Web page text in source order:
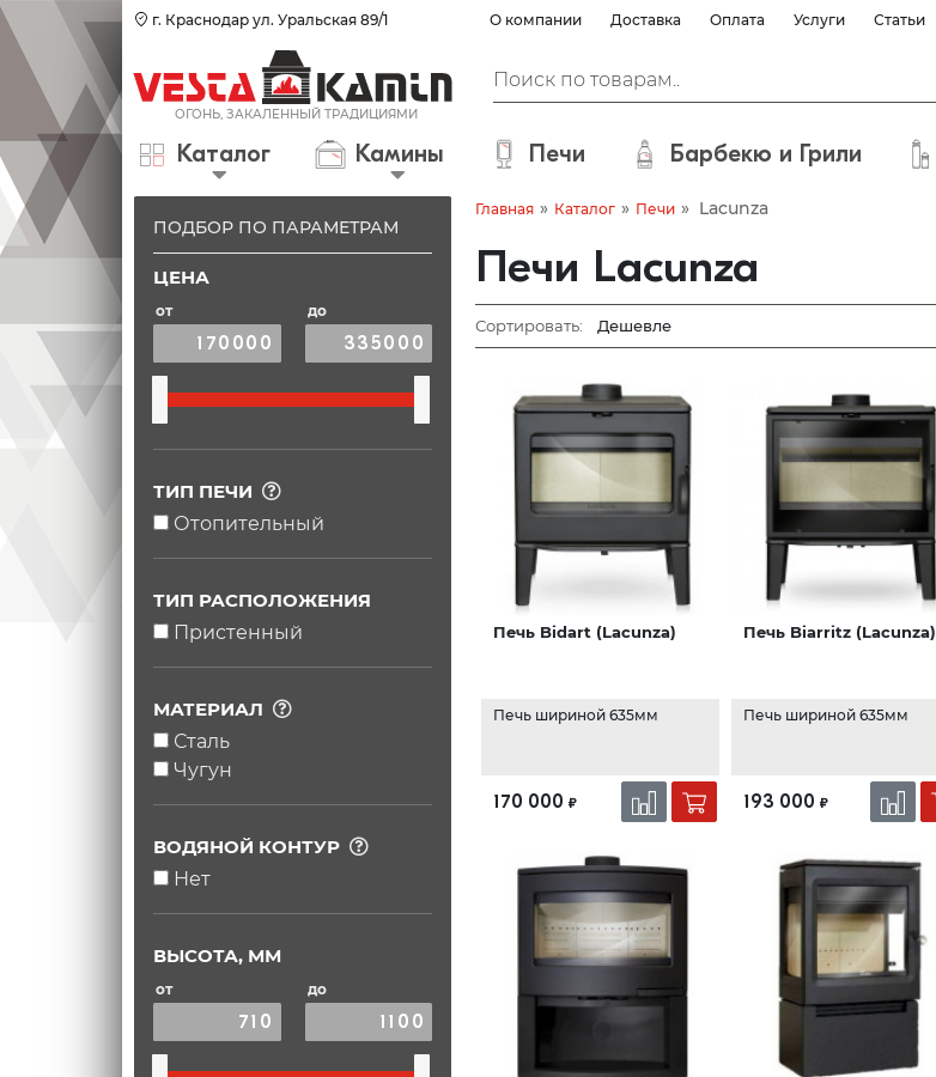
г. Краснодар ул. Уральская 89/1 О компании Доставка Оплата Услуги Статьи
Каталог Камины Печи Барбекю и Грили
ПОДБОР ПО ПАРАМЕТРАМ
ЦЕНА
от до
ТИП ПЕЧИ
Отопительный
ТИП РАСПОЛОЖЕНИЯ
Пристенный
МАТЕРИАЛ
Сталь
Чугун
ВОДЯНОЙ КОНТУР
Нет
ВЫСОТА, ММ
от до
Главная » Каталог » Печи » Lacunza
Печи Lacunza
Сортировать:
Печь Bidart (Lacunza)
Печь шириной 635мм
170 000 ₽
Печь Biarritz (Lacunza)
Печь шириной 635мм
193 000 ₽